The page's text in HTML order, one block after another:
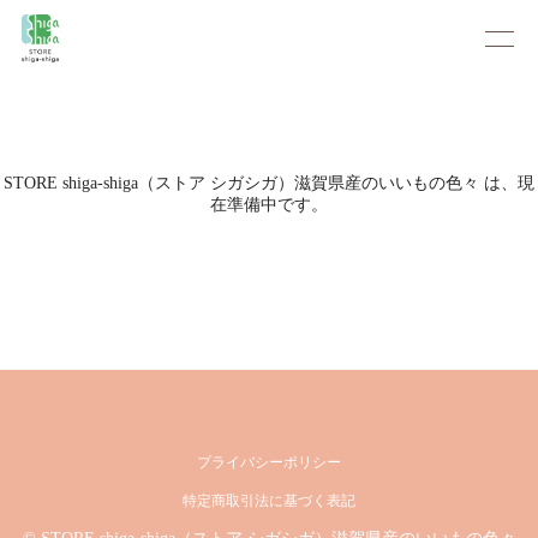
STORE shiga-shiga（ストア シガシガ）滋賀県産のいいもの色々 は、現
在準備中です。
プライバシーポリシー
特定商取引法に基づく表記